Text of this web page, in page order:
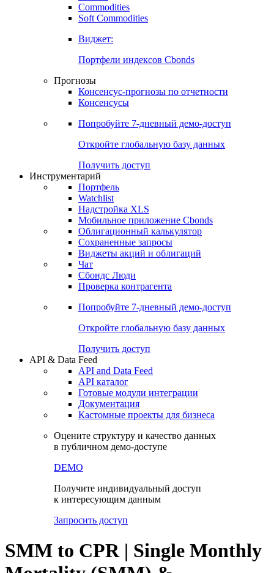
Commodities
Золото
Бензин
Soft Commodities
Виджет:
Портфели индексов Cbonds
Прогнозы
Консенсусы
Попробуйте7-дневный
Откройте глобальную базу данных
Получить доступ
Инструментарий
Портфель
Watchlist
Надстройка XLS
Мобильное приложение Cbonds
Облигационный калькулятор
Сохраненные запросы
Чат
Проверка контрагента
Попробуйте7-дневный
Откройте глобальную базу данных
Получить доступ
API & Data Feed
API and Data Feed
Готовые модули интеграции
Документация
в публичном демо-доступе
к интересующим данным
Запросить доступ